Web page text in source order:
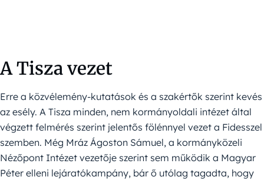
A Tisza vezet
Erre a közvélemény-kutatások és a szakértők szerint kevés
az esély. A Tisza minden, nem kormányoldali intézet által
végzett felmérés szerint jelentős fölénnyel vezet a Fidesszel
szemben. Még Mráz Ágoston Sámuel, a kormányközeli
Nézőpont Intézet vezetője szerint sem működik a Magyar
Péter elleni lejáratókampány, bár ő utólag tagadta, hogy